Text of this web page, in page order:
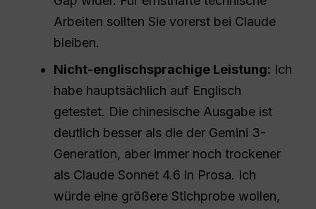
Arbeiten sollten Sie vorerst bei Claude
bleiben.
Nicht-englischsprachige Leistung: Ich
habe hauptsächlich auf Englisch
getestet. Die chinesische Ausgabe ist
deutlich besser als die der Gemini 3-
Generation, aber immer noch trockener
als Claude Sonnet 4.6 in Prosa. Ich
würde eine größere Stichprobe wollen,